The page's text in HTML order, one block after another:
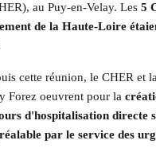
au Puy-en-Velay. Les5
de la Haute-Loire
réunion, le CHER et la
Forez oeuvrent pour la
d'hospitalisation directe
par le service des